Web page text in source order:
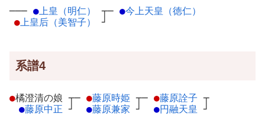
─── ●上皇（明仁）
┬
●上皇后（美智子） ┘
─ ●今上天皇（徳仁）
系譜4
●橘澄清の娘 ┬
●藤原中正 ┘
─ ●藤原時姫 ┬
●藤原兼家 ┘
─ ●藤原詮子 ┬
●円融天皇 ┘